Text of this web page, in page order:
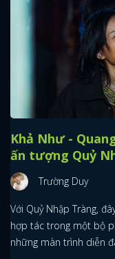
Khả Như -
ấn tượng Quỷ
Trường Duy
Với Quỷ Nhập Tràng,
hợp tác trong một bộ
những màn trình diễn